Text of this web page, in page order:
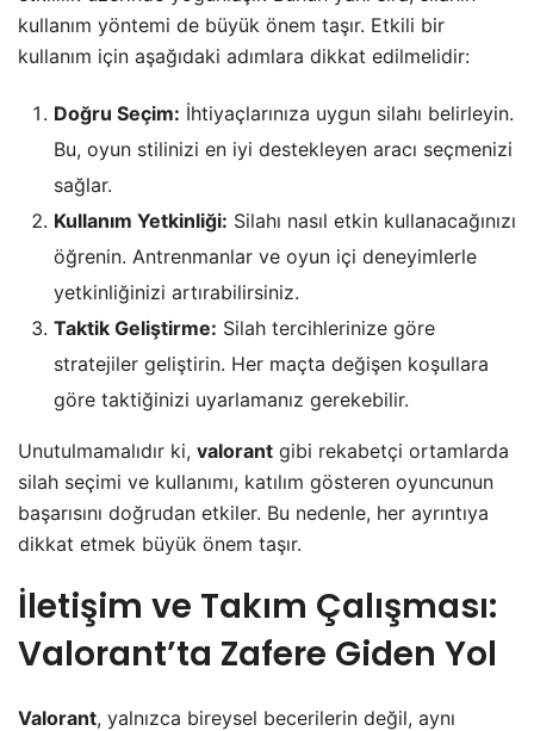
kullanım yöntemi de büyük önem taşır. Etkili bir
kullanım için aşağıdaki adımlara dikkat edilmelidir:
Doğru Seçim: İhtiyaçlarınıza uygun silahı belirleyin.
Bu, oyun stilinizi en iyi destekleyen aracı seçmenizi
sağlar.
Kullanım Yetkinliği: Silahı nasıl etkin kullanacağınızı
öğrenin. Antrenmanlar ve oyun içi deneyimlerle
yetkinliğinizi artırabilirsiniz.
Taktik Geliştirme: Silah tercihlerinize göre
stratejiler geliştirin. Her maçta değişen koşullara
göre taktiğinizi uyarlamanız gerekebilir.
Unutulmamalıdır ki, valorant gibi rekabetçi ortamlarda
silah seçimi ve kullanımı, katılım gösteren oyuncunun
başarısını doğrudan etkiler. Bu nedenle, her ayrıntıya
dikkat etmek büyük önem taşır.
İletişim ve Takım Çalışması:
Valorant’ta Zafere Giden Yol
Valorant, yalnızca bireysel becerilerin değil, aynı